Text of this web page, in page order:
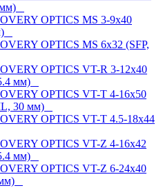
мм)
OPTICS MS 3-9x40
OPTICS MS 6x32 (SFP,
OPTICS VT-R 3-12x40
мм)
OPTICS VT-T 4-16x50
30 мм)
OPTICS VT-T 4.5-18x44
OPTICS VT-Z 4-16x42
мм)
OPTICS VT-Z 6-24x40
мм)